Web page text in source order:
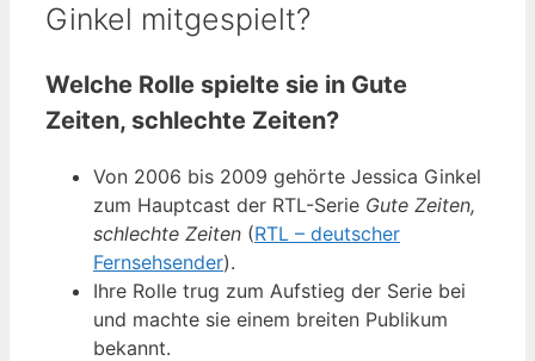
Ginkel mitgespielt?
Welche Rolle spielte sie in Gute
Zeiten, schlechte Zeiten?
Von 2006 bis 2009 gehörte Jessica Ginkel
zum Hauptcast der RTL-Serie Gute Zeiten,
schlechte Zeiten (RTL – deutscher
Fernsehsender).
Ihre Rolle trug zum Aufstieg der Serie bei
und machte sie einem breiten Publikum
bekannt.